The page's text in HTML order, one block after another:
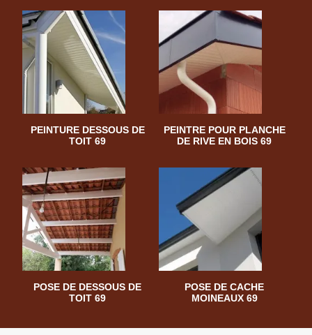
PEINTURE DESSOUS DE
TOIT 69
PEINTRE POUR PLANCHE
DE RIVE EN BOIS 69
POSE DE DESSOUS DE
TOIT 69
POSE DE CACHE
MOINEAUX 69